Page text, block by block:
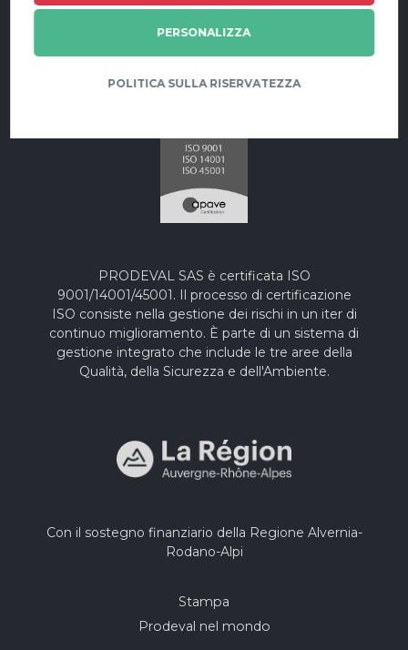
PRODEVAL SAS è certificata ISO
9001/14001/45001. Il processo di certificazione
ISO consiste nella gestione dei rischi in un iter di
continuo miglioramento. È parte di un sistema di
gestione integrato che include le tre aree della
Qualità, della Sicurezza e dell'Ambiente.
Con il sostegno finanziario della Regione Alvernia-
Rodano-Alpi
Stampa
Prodeval nel mondo
PERSONALIZZA
POLITICA SULLA RISERVATEZZA